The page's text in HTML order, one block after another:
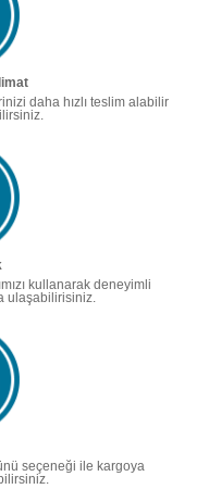
daha hızlı teslim alabilir
kullanarak deneyimli
ulaşabilirisiniz.
seçeneği ile kargoya